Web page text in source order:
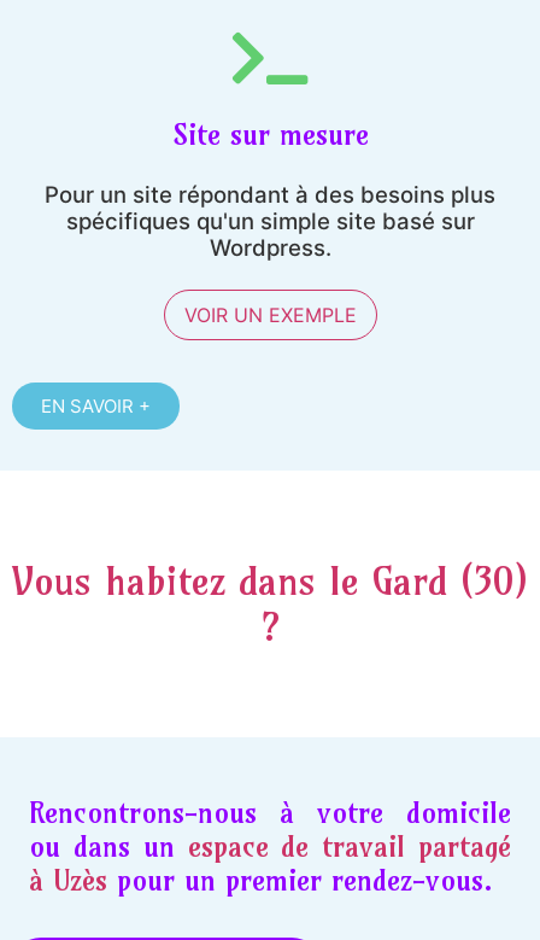
Site sur mesure
Pour un site répondant à des besoins plus
spécifiques qu'un simple site basé sur
Wordpress.
VOIR UN EXEMPLE
EN SAVOIR +
Vous habitez dans le Gard (30)
?
Rencontrons-nous à votre domicile
ou dans un espace de travail partagé
à Uzès pour un premier rendez-vous.